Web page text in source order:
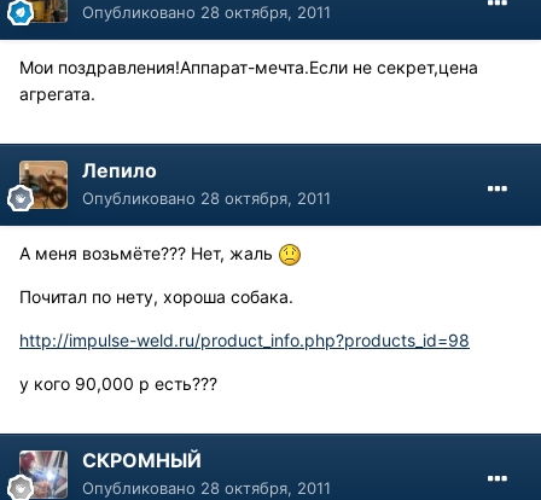
Опубликовано 28 октября, 2011
Мои поздравления!Аппарат-мечта.Если не секрет,цена
агрегата.
Лепило
Опубликовано 28 октября, 2011
А меня возьмёте??? Нет, жаль
Почитал по нету, хороша собака.
http://impulse-weld.ru/product_info.php?products_id=98
у кого 90,000 р есть???
СКРОМНЫЙ
Опубликовано 28 октября, 2011